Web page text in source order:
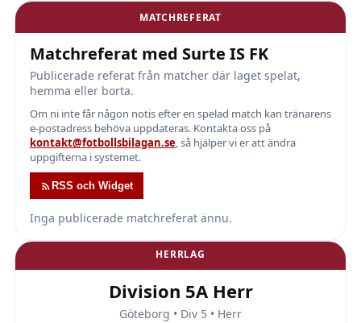
MATCHREFERAT
Matchreferat med Surte IS FK
Publicerade referat från matcher där laget spelat,
hemma eller borta.
Om ni inte får någon notis efter en spelad match kan tränarens
e-postadress behöva uppdateras. Kontakta oss på
kontakt@fotbollsbilagan.se, så hjälper vi er att ändra
uppgifterna i systemet.
RSS och Widget
Inga publicerade matchreferat ännu.
HERRLAG
Division 5A Herr
Göteborg • Div 5 • Herr